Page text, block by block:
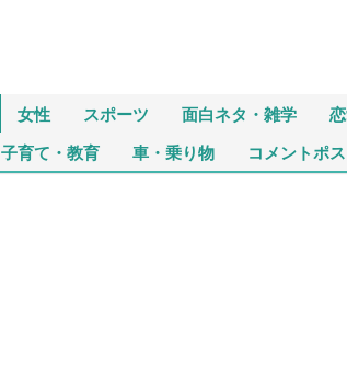
女性 スポーツ 面白ネタ・雑学
子育て・教育 車・乗り物 コメントポス